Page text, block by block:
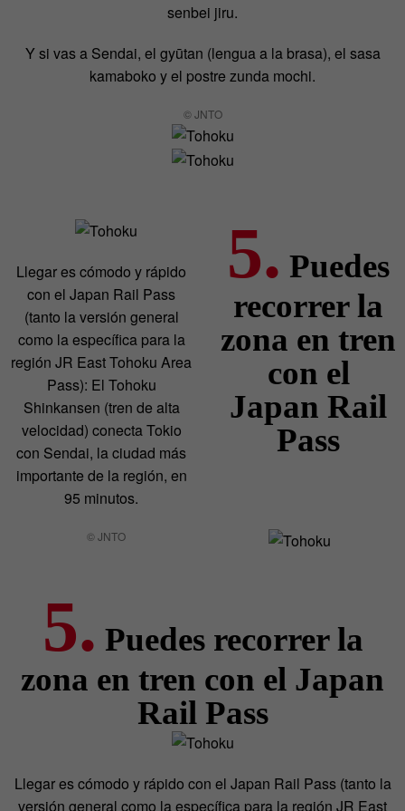
senbei jiru.
Y si vas a Sendai, el gyūtan (lengua a la brasa), el sasa
kamaboko y el postre zunda mochi.
© JNTO
5. Puedes
recorrer la
zona en tren
con el
Japan Rail
Pass
Llegar es cómodo y rápido
con el Japan Rail Pass
(tanto la versión general
como la específica para la
región JR East Tohoku Area
Pass): El Tohoku
Shinkansen (tren de alta
velocidad) conecta Tokio
con Sendai, la ciudad más
importante de la región, en
95 minutos.
© JNTO
5. Puedes recorrer la
zona en tren con el Japan
Rail Pass
Llegar es cómodo y rápido con el Japan Rail Pass (tanto la
versión general como la específica para la región JR East